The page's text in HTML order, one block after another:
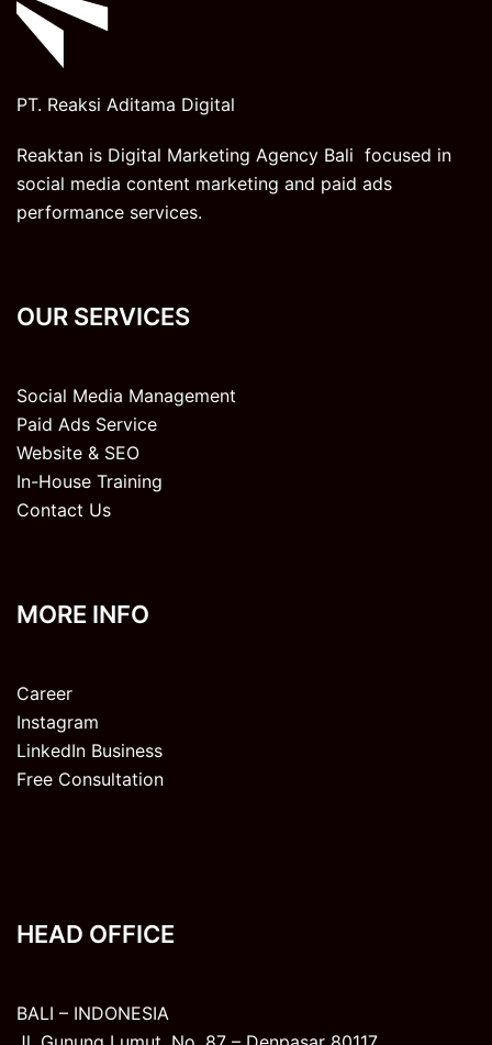
PT. Reaksi Aditama Digital
Reaktan is Digital Marketing Agency Bali focused in
social media content marketing and paid ads
performance services.
OUR SERVICES
Social Media Management
Paid Ads Service
Website & SEO
In-House Training
Contact Us
MORE INFO
Career
Instagram
LinkedIn Business
Free Consultation
HEAD OFFICE
BALI – INDONESIA